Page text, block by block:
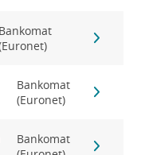
Bankomat
Bankomat
(Euronet)
Bankomat